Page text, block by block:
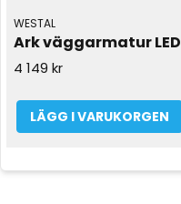
WESTAL
Ark väggarmatur LED
4 149 kr
LÄGG I VARUKORGEN